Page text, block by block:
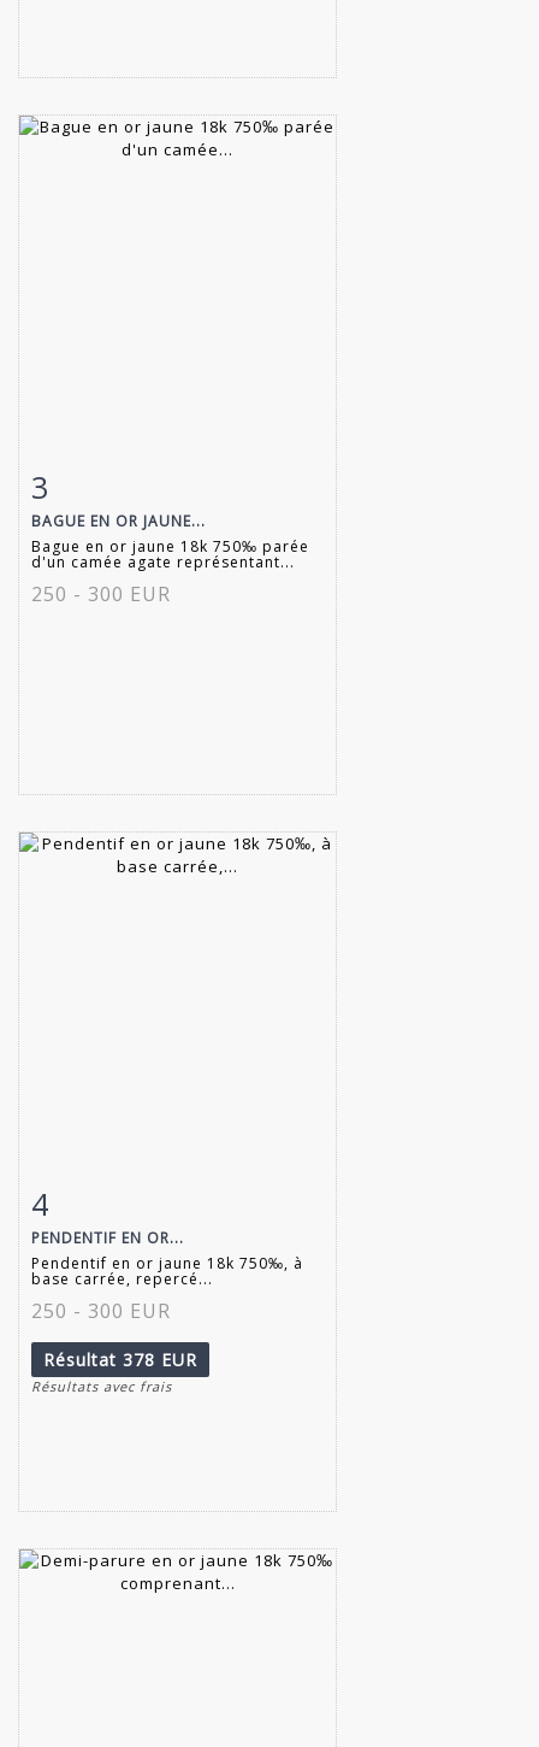
Fiche détaillée
3
BAGUE EN OR JAUNE...
Bague en or jaune 18k 750‰ parée
d'un camée agate représentant...
250 - 300 EUR
Fiche détaillée
4
PENDENTIF EN OR...
Pendentif en or jaune 18k 750‰, à
base carrée, repercé...
250 - 300 EUR
Résultat 378 EUR
Résultats avec frais